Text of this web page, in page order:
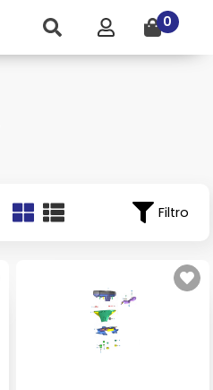
0
Filtro